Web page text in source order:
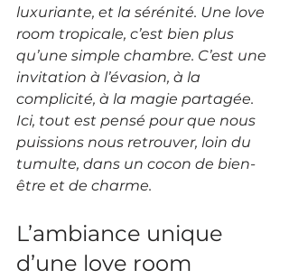
luxuriante, et la sérénité. Une love
room tropicale, c’est bien plus
qu’une simple chambre. C’est une
invitation à l’évasion, à la
complicité, à la magie partagée.
Ici, tout est pensé pour que nous
puissions nous retrouver, loin du
tumulte, dans un cocon de bien-
être et de charme.
L’ambiance unique
d’une love room